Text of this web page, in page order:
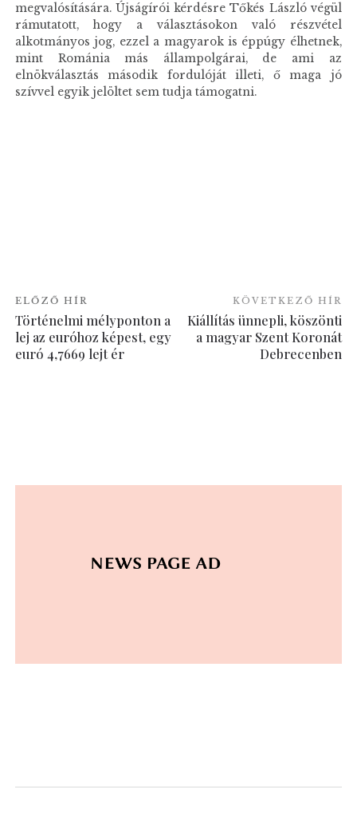
megvalósítására. Újságírói kérdésre Tőkés László végül
rámutatott, hogy a választásokon való részvétel
alkotmányos jog, ezzel a magyarok is éppúgy élhetnek,
mint Románia más állampolgárai, de ami az
elnökválasztás második fordulóját illeti, ő maga jó
szívvel egyik jelöltet sem tudja támogatni.
ELŐZŐ HÍR
Történelmi mélyponton a
lej az euróhoz képest, egy
euró 4,7669 lejt ér
KÖVETKEZŐ HÍR
Kiállítás ünnepli, köszönti
a magyar Szent Koronát
Debrecenben